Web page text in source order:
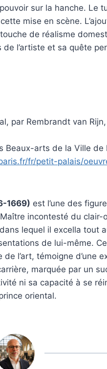
sur la hanche. Le
mise en scène.
de réalisme
l’artiste et sa quête
par Rembrandt van
Beaux-arts de la Ville de
fr/petit-palais/
1669) est l’une des
incontesté du clair-
lequel il excella tout
de lui-même.
l’art, témoigne d’une
marquée par un
ni sa capacité à se
oriental.